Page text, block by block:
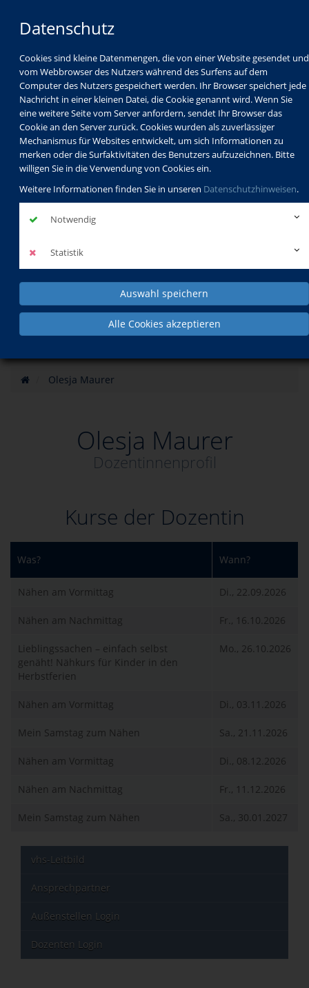
Datenschutz
Cookies sind kleine Datenmengen, die von einer Website gesendet und
vom Webbrowser des Nutzers während des Surfens auf dem
Computer des Nutzers gespeichert werden. Ihr Browser speichert jede
Nachricht in einer kleinen Datei, die Cookie genannt wird. Wenn Sie
eine weitere Seite vom Server anfordern, sendet Ihr Browser das
Cookie an den Server zurück. Cookies wurden als zuverlässiger
Mechanismus für Websites entwickelt, um sich Informationen zu
merken oder die Surfaktivitäten des Benutzers aufzuzeichnen. Bitte
willigen Sie in die Verwendung von Cookies ein.
Weitere Informationen finden Sie in unseren Datenschutzhinweisen.
Notwendig
Statistik
Auswahl speichern
Alle Cookies akzeptieren
Programm
Schulabschlüsse
Schulkindbetreuung
Service
Olesja Maurer
Olesja Maurer
Dozentinnenprofil
Kurse der Dozentin
Was? Wann?
Nähen am Vormittag Di., 22.09.2026
Nähen am Nachmittag Fr., 16.10.2026
Lieblingssachen – einfach selbst
genäht! Nähkurs für Kinder in den
Herbstferien
Mo., 26.10.2026
Nähen am Vormittag Di., 03.11.2026
Mein Samstag zum Nähen Sa., 21.11.2026
Nähen am Vormittag Di., 08.12.2026
Nähen am Nachmittag Fr., 11.12.2026
Mein Samstag zum Nähen Sa., 30.01.2027
vhs-Leitbild
Ansprechpartner
Außenstellen Login
Dozenten Login